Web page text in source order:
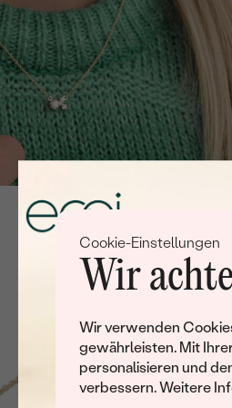
Cookie-Einstellungen
Wir
Wir verwenden
gewährleisten. Mit
personalisieren und
verbessern. Weitere